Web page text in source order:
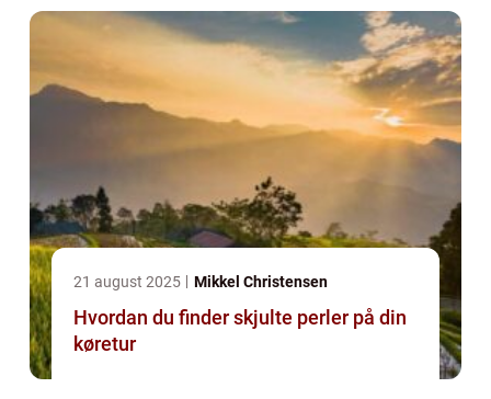
21 august 2025 Mikkel Christensen
Hvordan du finder skjulte perler på din
køretur